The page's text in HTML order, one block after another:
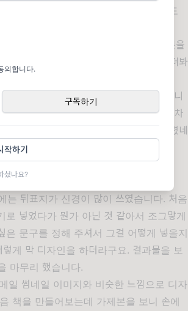
의합니다.
구독하기
작하기
셨나요?
정도 선에서 만족하고 마감해야 할 때도
. 전체적인 틀과 통일성을 지켜야 할 부분을
지 줄맞춤이라든지 어긋난 게 없는지 살펴봐
웹하드에 최종 인쇄 데이터 PDF를 올립니
고민을 많이 했는데요. 제작비가 얼마 차
찍자고 매번 생각하면서도 이렇게 돼버렸네
는 뒤표지가 신경이 많이 쓰였습니다. 처음
넣었다가 뭔가 아닌 것 같아서 조그맣게
은 문구를 정해 주셔서 그걸 어떻게 넣을지
게 막 디자인을 하더라구요. 결과물을 보
마무리 했습니다.
일 썸네일 이미지와 비슷한 느낌으로 디자
책을 만들어보는데 가제본을 보니 손에